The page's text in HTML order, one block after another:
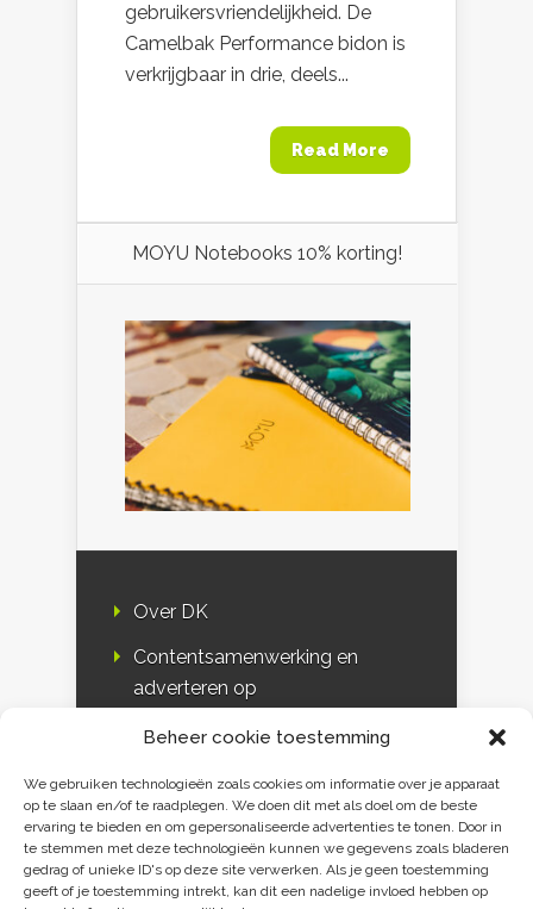
Beheer cookie toestemming
We gebruiken technologieën zoals cookies om informatie over je apparaat
op te slaan en/of te raadplegen. We doen dit met als doel om de beste
ervaring te bieden en om gepersonaliseerde advertenties te tonen. Door in
te stemmen met deze technologieën kunnen we gegevens zoals bladeren
gedrag of unieke ID's op deze site verwerken. Als je geen toestemming
geeft of je toestemming intrekt, kan dit een nadelige invloed hebben op
gebruikersvriendelijkheid. De
Camelbak Performance bidon is
verkrijgbaar in drie, deels...
Read More
MOYU Notebooks 10% korting!
Over DK
Contentsamenwerking en
adverteren op
DK & media
Disclaimer
Privacy verklaring